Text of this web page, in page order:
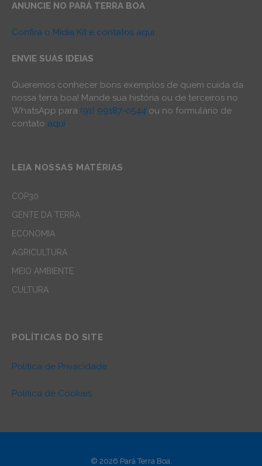
ANUNCIE NO PARÁ TERRA BOA
Confira o Mídia Kit e contatos aqui
ENVIE SUAS IDEIAS
Queremos conhecer bons exemplos de quem cuida da
nossa terra boa! Mande sua história ou de terceiros no
WhatsApp para (91) 99187-0544 ou no formulário de
contato aqui.
LEIA NOSSAS MATÉRIAS
COP30
GENTE DA TERRA
ECONOMIA
AGRICULTURA
MEIO AMBIENTE
CULTURA
POLÍTICAS DO SITE
Política de Privacidade
Política de Cookies
© 2026 Pará Terra Boa.